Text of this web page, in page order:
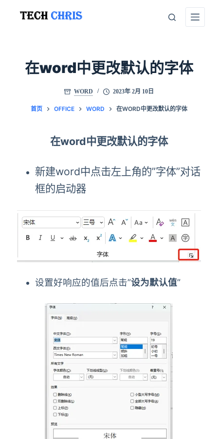
在word中更改默认的字体
WORD 2023年 2月 10日
首页 OFFICE WORD 在WORD中更改默认的字体
在word中更改默认的字体
新建word中点击左上角的”字体”对话
框的启动器
设置好响应的值后点击”设为默认值”